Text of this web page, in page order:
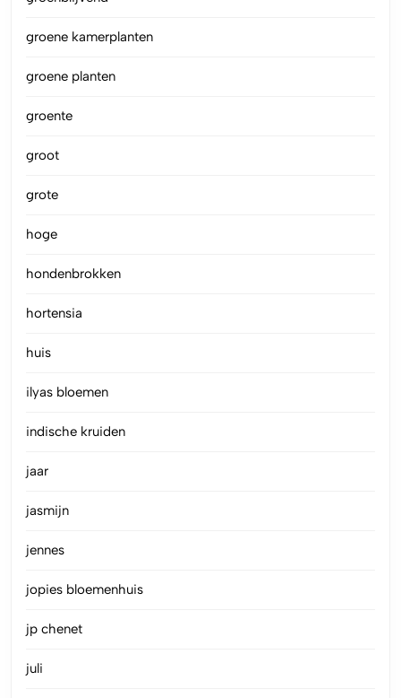
groene kamerplanten
groene planten
groente
groot
grote
hoge
hondenbrokken
hortensia
huis
ilyas bloemen
indische kruiden
jaar
jasmijn
jennes
jopies bloemenhuis
jp chenet
juli